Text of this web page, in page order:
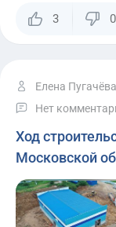
3 0
Елена Пугачёва
Нет
Ход
Московской